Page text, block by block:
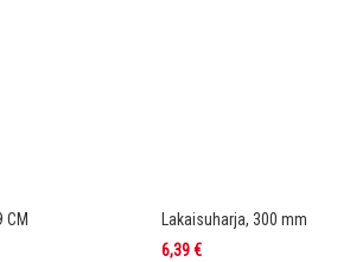
CM
Lakaisuharja, 300 mm
6,39 €